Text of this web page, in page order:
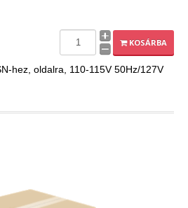
KOSÁRBA
hez, oldalra, 110-115V 50Hz/127V